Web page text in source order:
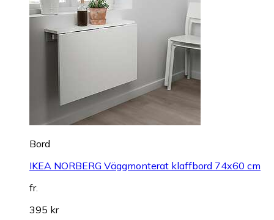
Bord
IKEA NORBERG Väggmonterat klaffbord 74x60 cm
fr.
395 kr